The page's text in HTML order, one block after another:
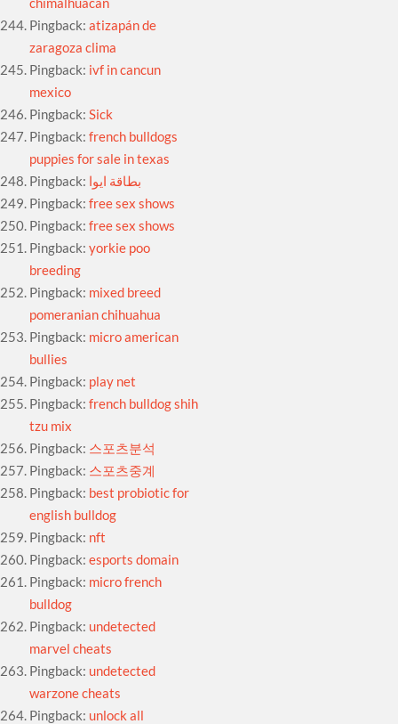
Pingback:atizapán de
zaragoza clima
Pingback: ivf in cancun
mexico
Pingback:Sick
Pingback:french bulldogs
puppies for sale in texas
Pingback: بطاقة ايوا
Pingback:free sex shows
Pingback:free sex shows
Pingback:yorkie poo
breeding
Pingback: mixed breed
pomeranian chihuahua
Pingback: micro american
bullies
Pingback: play net
Pingback:french bulldog shih
tzu mix
Pingback: 스포츠분석
Pingback: 스포츠중계
Pingback: best probiotic for
english bulldog
Pingback: nft
Pingback:esports domain
Pingback: micro french
bulldog
Pingback: undetected
marvel cheats
Pingback: undetected
warzone cheats
Pingback: unlock all